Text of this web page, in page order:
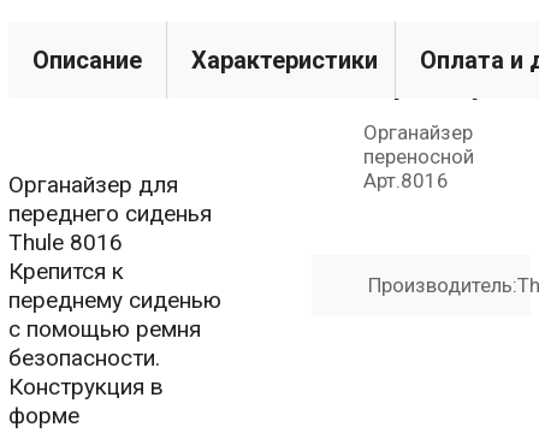
Описание Характеристики Оплата и
Органайзер для
переднего сиденья
Thule 8016
Крепится к
переднему сиденью
с помощью ремня
безопасности.
Конструкция в
форме
Технические
Органайзер
переносной
Арт.8016
Производитель: